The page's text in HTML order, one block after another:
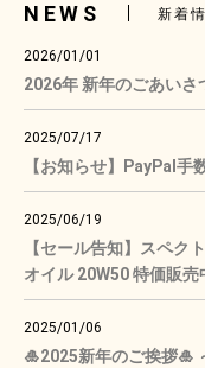
NEWS 新着
2026/01/01
2026年 新年のごあいさ
2025/07/17
【お知らせ】PayPal手
2025/06/19
【セール告知】スペク
オイル 20W50 特価販売
2025/01/06
🎍2025新年のご挨拶🎍